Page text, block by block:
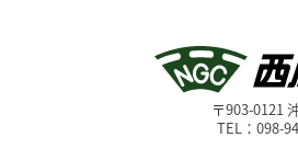
〒903-0121
TEL：098-